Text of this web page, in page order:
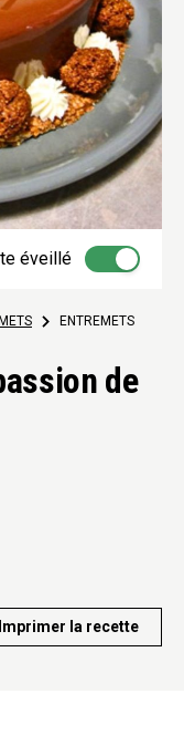
éveillé
>
ENTREMETS
de
Imprimer la recette